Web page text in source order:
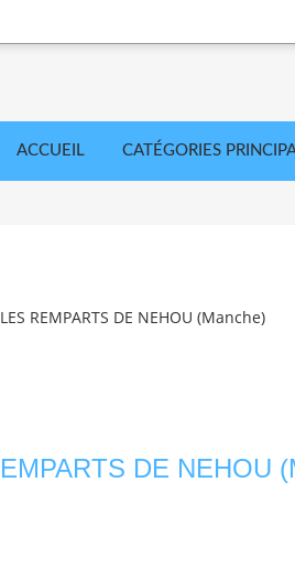
ACCUEIL CATÉGORIES
LES REMPARTS DE NEHOU (Manche)